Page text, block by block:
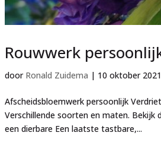
Rouwwerk
door Ronald Zuidema | 10 oktober 2021
Afscheidsbloemwerk persoonlijk
Verschillende soorten en maten. Bekijk
een dierbare Een laatste tastbare,...